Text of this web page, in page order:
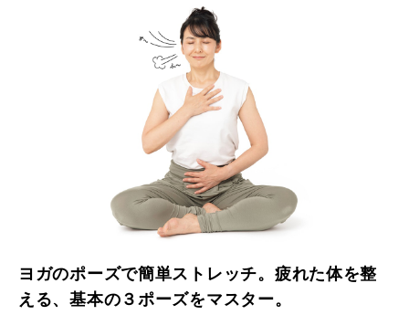
ヨガのポーズで簡単ストレッチ。疲れた体を整
える、基本の３ポーズをマスター。